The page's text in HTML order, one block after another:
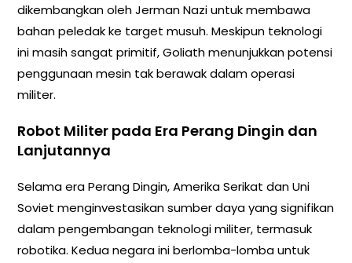
dikembangkan oleh Jerman Nazi untuk membawa
bahan peledak ke target musuh. Meskipun teknologi
ini masih sangat primitif, Goliath menunjukkan potensi
penggunaan mesin tak berawak dalam operasi
militer.
Robot Militer pada Era Perang Dingin dan
Lanjutannya
Selama era Perang Dingin, Amerika Serikat dan Uni
Soviet menginvestasikan sumber daya yang signifikan
dalam pengembangan teknologi militer, termasuk
robotika. Kedua negara ini berlomba-lomba untuk